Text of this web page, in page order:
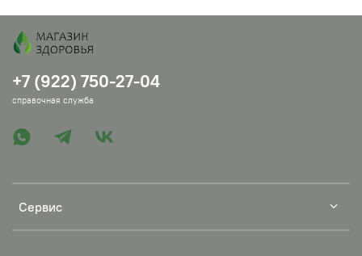
Сервис
+7 (922) 750-27-04
справочная служба